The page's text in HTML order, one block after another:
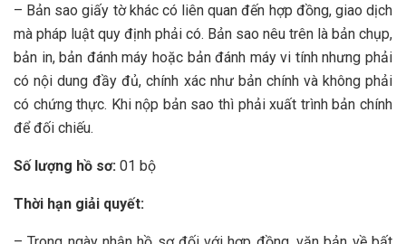
– Bản sao giấy tờ khác có liên quan đến hợp đồng, giao dịch
mà pháp luật quy định phải có. Bản sao nêu trên là bản chụp,
bản in, bản đánh máy hoặc bản đánh máy vi tính nhưng phải
có nội dung đầy đủ, chính xác như bản chính và không phải
có chứng thực. Khi nộp bản sao thì phải xuất trình bản chính
để đối chiếu.
Số lượng hồ sơ: 01 bộ
Thời hạn giải quyết: